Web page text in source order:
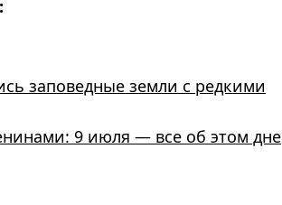
заповедные земли с редкими
9 июля — все об этом дне